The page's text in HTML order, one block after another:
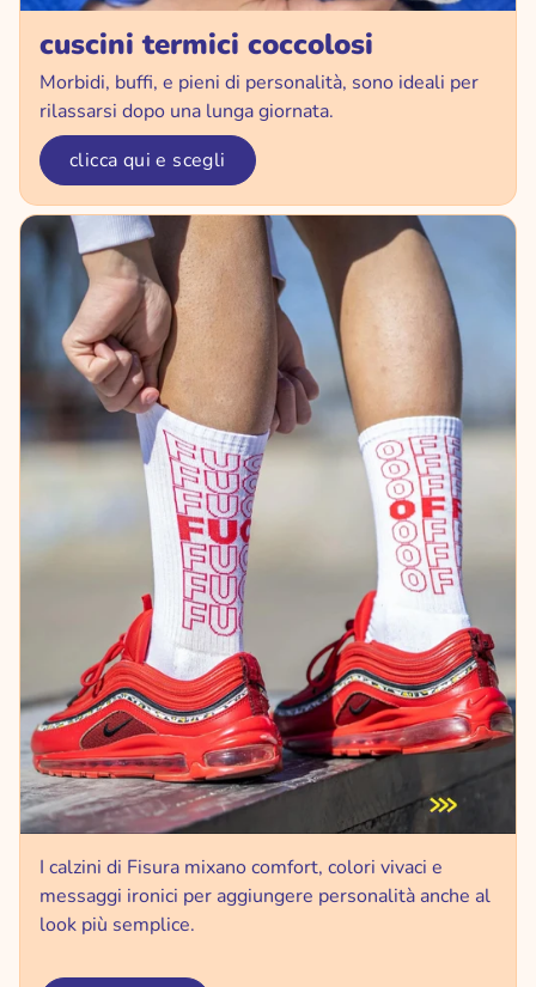
cuscini termici coccolosi
Morbidi, buffi, e pieni di personalità, sono ideali per
rilassarsi dopo una lunga giornata.
clicca qui e scegli
I calzini di Fisura mixano comfort, colori vivaci e
messaggi ironici per aggiungere personalità anche al
look più semplice.